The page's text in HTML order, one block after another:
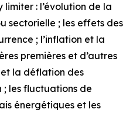
limiter : l’évolution de la
sectorielle ; les effets des
; l’inflation et la
premières et d’autres
et la déflation des
; les fluctuations de
énergétiques et les